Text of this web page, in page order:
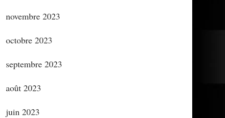
novembre 2023
octobre 2023
septembre 2023
août 2023
juin 2023